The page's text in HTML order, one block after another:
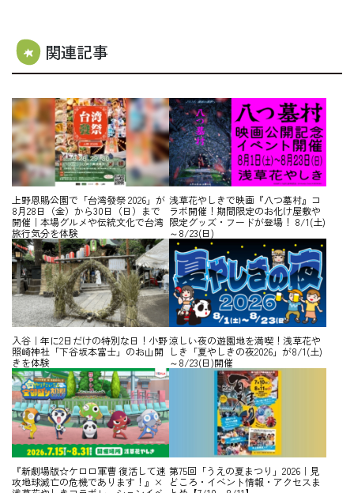
関連記事
上野恩賜公園で「台湾發祭 2026」が
8月28日（金）から30日（日）まで
開催｜本場グルメや伝統文化で台湾
旅行気分を体験
浅草花やしきで映画『八つ墓村』コ
ラボ開催！期間限定のお化け屋敷や
限定グッズ・フードが登場！ 8/1(土)
～8/23(日)
入谷｜年に2日だけの特別な日！小野
照崎神社「下谷坂本富士」のお山開
きを体験
涼しい夜の遊園地を満喫！浅草花や
しき「夏やしきの夜2026」が8/1(土)
～8/23(日)開催
『新劇場版☆ケロロ軍曹 復活して速
攻地球滅亡の危機であります！』×
第75回「うえの夏まつり」2026｜見
どころ・イベント情報・アクセスま